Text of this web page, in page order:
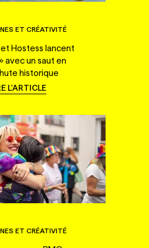
ET CRÉATIVITÉ
Hostess lancent
avec un saut en
historique
L'ARTICLE
ET CRÉATIVITÉ